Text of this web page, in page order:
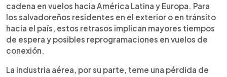
cadena en vuelos hacia América Latina y Europa. Para
los salvadoreños residentes en el exterior o en tránsito
hacia el país, estos retrasos implican mayores tiempos
de espera y posibles reprogramaciones en vuelos de
conexión.
La industria aérea, por su parte, teme una pérdida de